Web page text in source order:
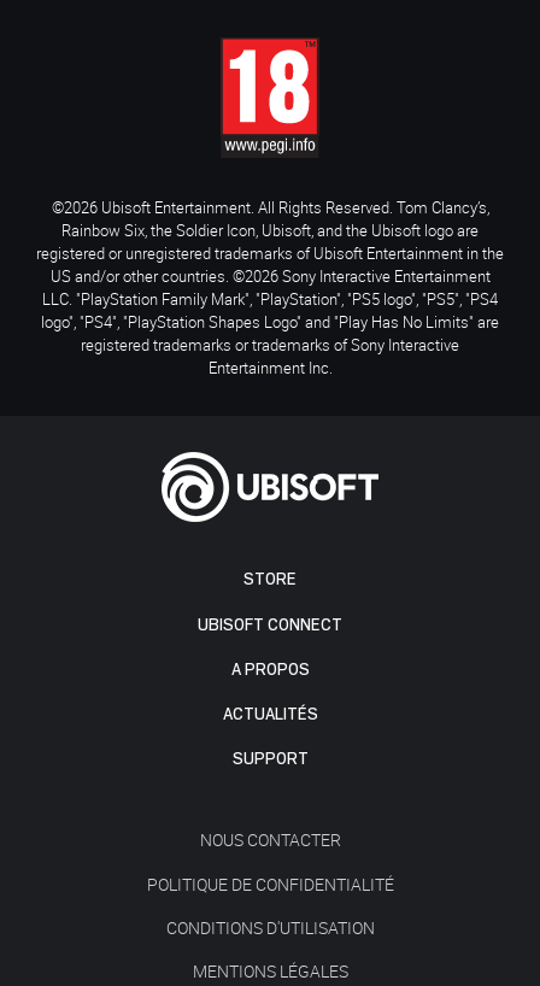
STORE
UBISOFT CONNECT
A PROPOS
ACTUALITÉS
SUPPORT
NOUS CONTACTER
POLITIQUE DE CONFIDENTIALITÉ
CONDITIONS D'UTILISATION
MENTIONS LÉGALES
©2026 Ubisoft Entertainment. All Rights Reserved. Tom Clancy’s,
Rainbow Six, the Soldier Icon, Ubisoft, and the Ubisoft logo are
registered or unregistered trademarks of Ubisoft Entertainment in the
US and/or other countries. ©2026 Sony Interactive Entertainment
LLC. "PlayStation Family Mark", "PlayStation", "PS5 logo", "PS5", "PS4
logo", "PS4", "PlayStation Shapes Logo" and "Play Has No Limits" are
registered trademarks or trademarks of Sony Interactive
Entertainment Inc.